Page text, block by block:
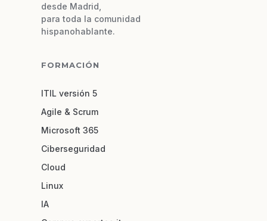
desde Madrid,
para toda la comunidad
hispanohablante.
FORMACIÓN
ITIL versión 5
Agile & Scrum
Microsoft 365
Ciberseguridad
Cloud
Linux
IA